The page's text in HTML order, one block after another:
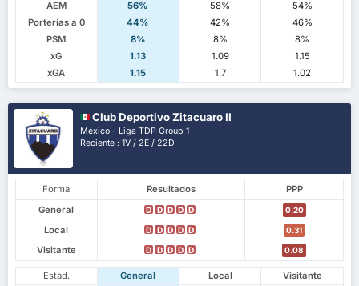
AEM
56% 58%
54%
Porterías a 0
44% 42%
46%
PSM
8% 8%
8%
xG
1.13 1.09
1.15
xGA
1.15 1.7 1.02
Club Deportivo Zitacuaro II
México - Liga TDP Group 1
Reciente : 1V / 2E / 22D
Forma Resultados
PPP
General
D D D D D 0.20
Local D D D D D 0.31
Visitante D D D D D 0.08
Estad. General Local
Visitante